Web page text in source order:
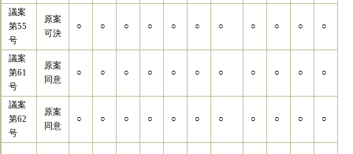
議案
第55
号
原案
可決
○ ○ ○ ○ ○ ○ ○ ○ ○ ○ ○
議案
第61
号
原案
同意
○ ○ ○ ○ ○ ○ ○ ○ ○ ○ ○
議案
第62
号
原案
同意
○ ○ ○ ○ ○ ○ ○ ○ ○ ○ ○